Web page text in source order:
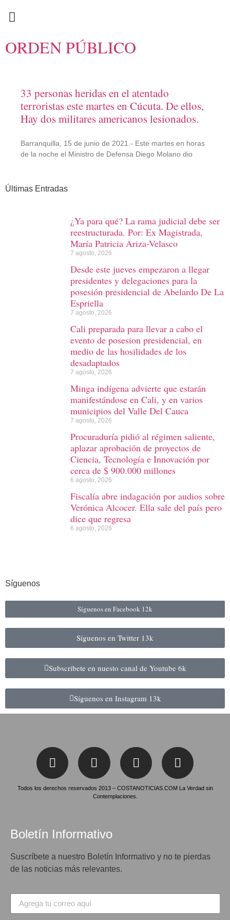
ORDEN PÚBLICO
33 personas heridas en el atentado
terroristas este martes en Cúcuta. De ellos,
Hay dos militares americanos lesionados.
Barranquilla, 15 de junio de 2021.- Este martes en horas
de la noche el Ministro de Defensa Diego Molano dio
Últimas Entradas
¿Ya para qué? La rama judicial debe ser
reestructurada. Por: Ex Magistrada,
María Patricia Ariza-Velasco
7 agosto, 2026
Desde este jueves empezaron a llegar
presidentes y delegaciones para la
posesión presidencial de Abelardo De La
Espriella
7 agosto, 2026
Cali preparada para llevar a cabo el
evento de posesion presidencial, en
medio de las hosilidades de los
desadaptados
7 agosto, 2026
Minga indígena advierte que estarán
manifestándose en Cali, y en varios
municipios del Valle Del Cauca
7 agosto, 2026
Procuraduría pidió al régimen saliente,
aplazar aprobación de proyectos de
Ciencia, Tecnología e Innovación por
cerca de $ 900.000 millones
6 agosto, 2026
Fiscalía abre indagación por audios sobre
Verónica Alcocer. Ella sale del país pero
dice que regresa
6 agosto, 2026
Síguenos
Síguenos en Facebook 12k
Síguenos en Twitter 13k
Subscribete en nuesto canal de Youtube 6k
Síguenos en Instagram 13k
Todos los derechos reservados 2013 – COSTANOTICIAS.COM La Verdad sin
Contemplaciones.
Boletín Informativo
Suscríbete a nuestro Boletín Informativo y no te pierdas
de las noticias más relevantes.